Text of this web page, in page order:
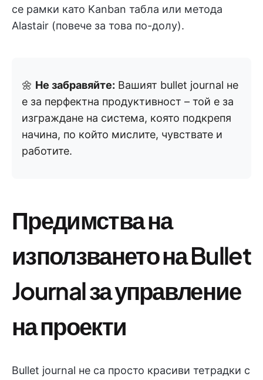
се рамки като Kanban табла или метода
Alastair (повече за това по-долу).
🌼 Не забравяйте: Вашият bullet journal не
е за перфектна продуктивност – той е за
изграждане на система, която подкрепя
начина, по който мислите, чувствате и
работите.
Предимства на
използването на Bullet
Journal за управление
на проекти
Bullet journal не са просто красиви тетрадки с